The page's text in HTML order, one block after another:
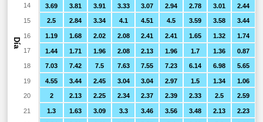
Día
3.69 3.81 3.91 3.33 3.07 2.94 2.78 3.01 2.44
2.5 2.84 3.34 4.1 4.51 4.5 3.59 3.58 3.44
1.19 1.68 2.02 2.08 2.41 2.41 1.65 1.32 1.74
1.44 1.71 1.96 2.08 2.13 1.96 1.7 1.36 0.87
7.03 7.42 7.5 7.63 7.55 7.23 6.14 6.98 5.65
4.55 3.44 2.45 3.04 3.04 2.97 1.5 1.34 1.06
2 2.13 2.25 2.34 2.37 2.39 2.33 2.5 2.59
1.3 1.63 3.09 3.3 3.46 3.56 3.48 2.13 2.23
14
15
16
17
18
19
20
21